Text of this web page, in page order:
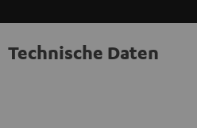
Technische Daten